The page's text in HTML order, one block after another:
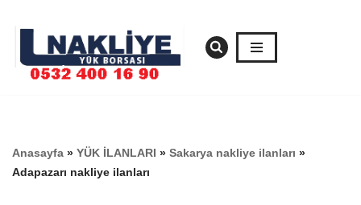
geç
Anasayfa » YÜK İLANLARI » Sakarya nakliye ilanları »
Adapazarı nakliye ilanları